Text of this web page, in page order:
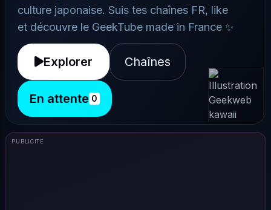
culture japonaise. Suis tes chaînes FR, like
et découvre le GeekTube made in France ✨
Explorer Chaînes
En attente 0
PUBLICITÉ